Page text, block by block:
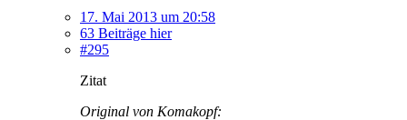
17. Mai 2013 um 20:58
63 Beiträge hier
#295
Zitat
Original von Komakopf: